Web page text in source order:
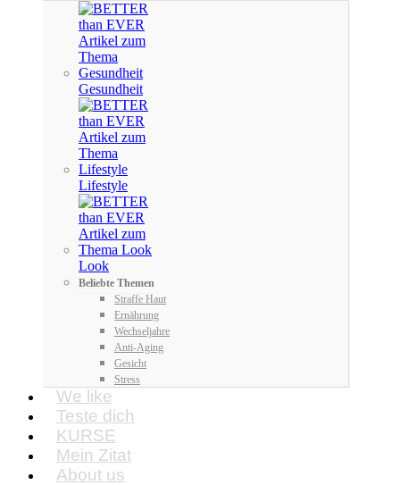
Gesundheit
Lifestyle
Look
Beliebte Themen
Straffe Haut
Ernährung
Wechseljahre
Anti-Aging
Gesicht
Stress
We like
Teste dich
KURSE
Mein Zitat
About us